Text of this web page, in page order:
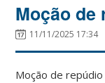
Moção de
11/11/2025 17:34
Moção de